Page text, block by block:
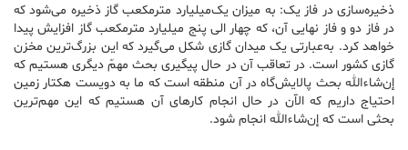
ذخیره‌سازی در فاز یک: به میزان یک‌میلیارد مترمکعب گاز ذخیره می‌شود که
در فاز دو و فاز نهایی آن‌، که چهار الی پنج میلیارد مترمکعب گاز افزایش پیدا
خواهد کرد. به‌عبارتی یک میدان گازی شکل می‌گیرد که این بزرگ‌ترین مخزن
گازی کشور است. در تعاقب آن در حال پیگیری بحث مهمّ دیگری هستیم که
إن‌شاءالله بحث پالایش‌گاه در آن منطقه است که ما به دویست هکتار زمین
احتیاج داریم که الآن در حال انجام کارهای آن هستیم که این مهم‌ترین
بحثی است که إن‌شاءالله انجام شود.